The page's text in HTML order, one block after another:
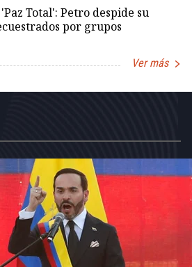
Total': Petro despide su
por grupos
Ver más